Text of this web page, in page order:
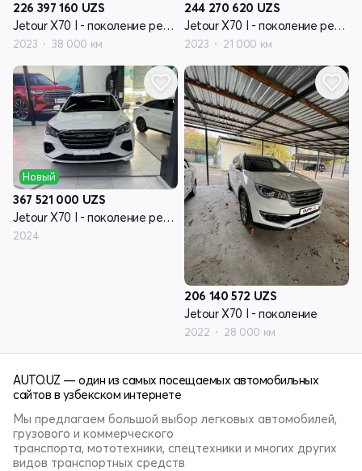
226 397 160 UZS
Jetour X70 I - поколение рестайлинг
2023 38 000 км
244 270 620 UZS
Jetour X70 I - поколение рестайлинг
2023 21 000 км
Новый
367 521 000 UZS
Jetour X70 I - поколение рестайлинг
2024
206 140 572 UZS
Jetour X70 I - поколение
2022 28 000 км
AUTO.UZ — один из самых посещаемых автомобильных
сайтов в узбекском интернете
Мы предлагаем большой выбор легковых автомобилей,
грузового и коммерческого
транспорта, мототехники, спецтехники и многих других
видов транспортных средств